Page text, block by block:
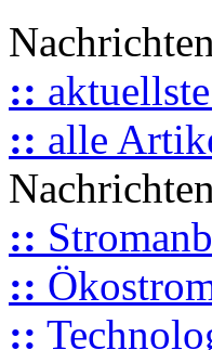
Nachrichten
::
:: alle
::
::
::